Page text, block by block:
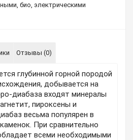
био, электрическими
Отзывы (0)
глубинной горной породой
добывается на
диабаза входят минералы
пироксены и
весьма популярен в
При сравнительно
всеми необходимыми